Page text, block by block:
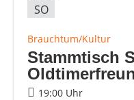
SO
Brauchtum/Kultur
Stammtisch
19:00 Uhr